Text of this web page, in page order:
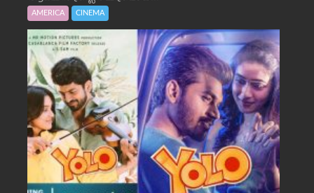
AMERICA CINEMA